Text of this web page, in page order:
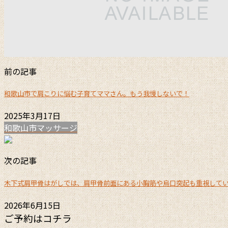
前の記事
和歌山市で肩こりに悩む子育てママさん。もう我慢しないで！
2025年3月17日
和歌山市マッサージ
次の記事
木下式肩甲骨はがしでは、肩甲骨前面にある小胸筋や烏口突起も重視して
2026年6月15日
ご予約はコチラ